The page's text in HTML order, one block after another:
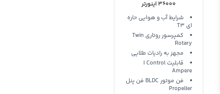
36000 اینورتر
APUW36GT3S1 T3
شرایط آب و هوایی حاره
ای T3
کمپرسور روتاری Twin
Rotary
مجهز به رادیات طلایی
قابلیت I Control
Ampere
فن موتور BLDC فن پنل
Propeller